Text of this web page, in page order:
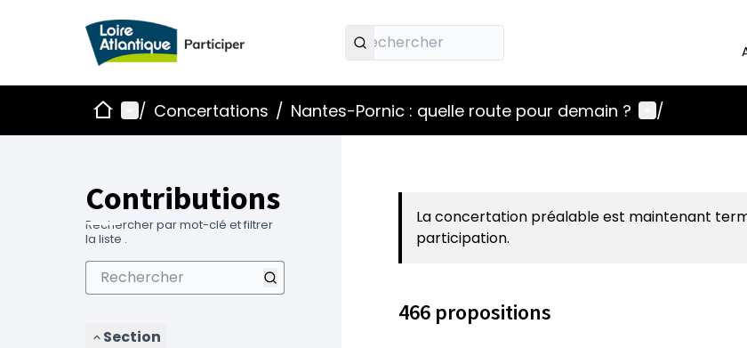
AccueilMenu principal
/ Concertations / Nantes-Pornic : quelle route pour demain ? Menu
/
Contributions
Rechercher par mot-clé et filtrer
la liste .
Section
La concertation préalable est maintenant
participation.
466 propositions